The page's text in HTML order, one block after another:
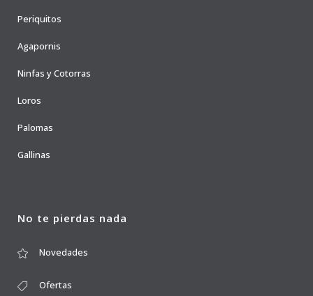
Periquitos
Agapornis
Ninfas y Cotorras
Loros
Palomas
Gallinas
No te pierdas nada
Novedades
Ofertas